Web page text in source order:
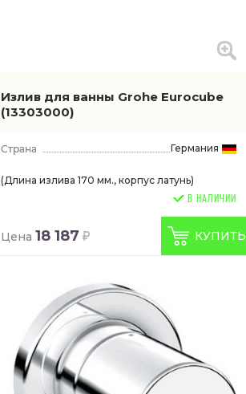
Излив для ванны Grohe Eurocube
(13303000)
Германия
(Длина излива 170 мм., корпус латунь)
В НАЛИЧИИ
Цена 18 187 КУПИТЬ